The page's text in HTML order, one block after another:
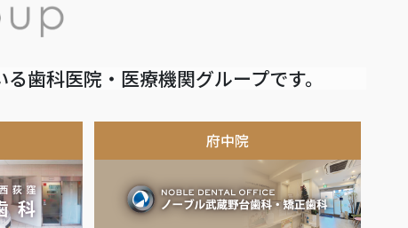
歯科医院・医療機関グループです。
府中院